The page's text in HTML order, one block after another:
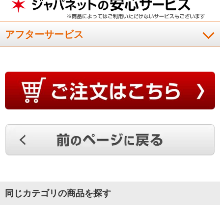
アフターサービス
同じカテゴリの商品を探す